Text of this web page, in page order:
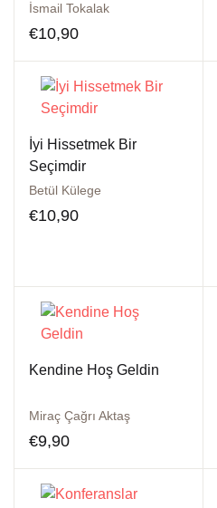
İsmail Tokalak
€10,90
İyi Hissetmek Bir
Seçimdir
Betül Külege
€10,90
Kendine Hoş Geldin
Miraç Çağrı Aktaş
€9,90